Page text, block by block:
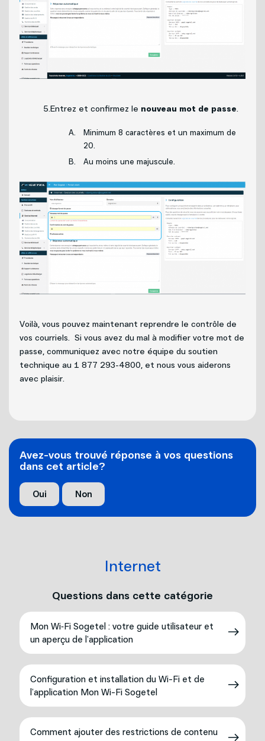
5.Entrez et confirmez le nouveau mot de passe.
Minimum 8 caractères et un maximum de
20.
Au moins une majuscule.
Voilà, vous pouvez maintenant reprendre le contrôle de
vos courriels. Si vous avez du mal à modifier votre mot de
passe, communiquez avec notre équipe du soutien
technique au 1 877 293-4800, et nous vous aiderons
avec plaisir.
Avez-vous trouvé réponse à vos questions
dans cet article?
Oui Non
Internet
Questions dans cette catégorie
Mon Wi‑Fi Sogetel : votre guide utilisateur et
un aperçu de l’application
Configuration et installation du Wi-Fi et de
l’application Mon Wi-Fi Sogetel
Comment ajouter des restrictions de contenu